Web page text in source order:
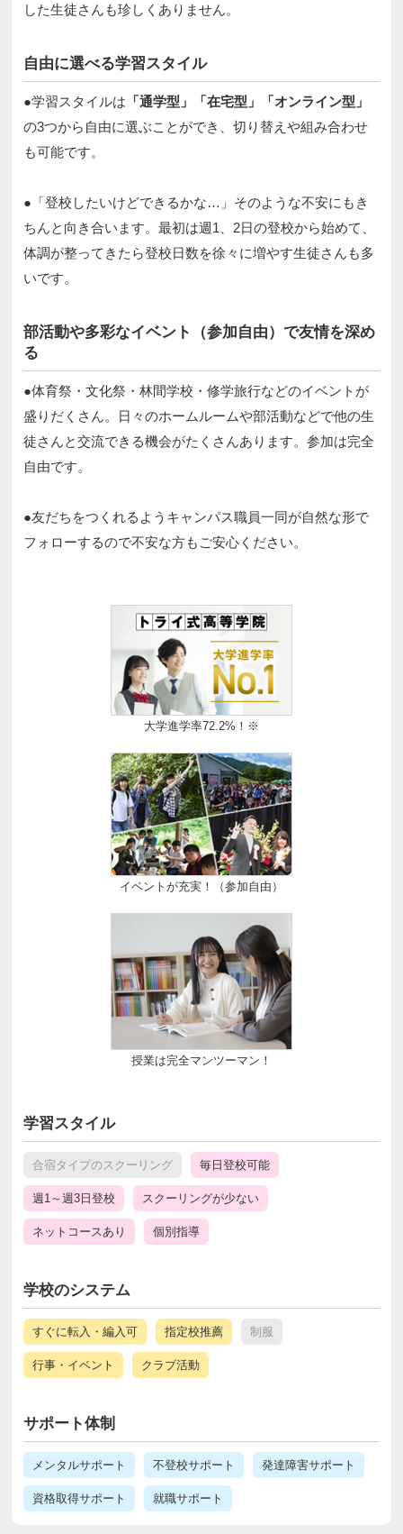
した生徒さんも珍しくありません。​
自由に選べる学習スタイル​
●学習スタイルは 「通学型」「在宅型」「オンライン型」
の3つから自由に選ぶことができ、切り替えや組み合わせ
も可能です。​​
●「登校したいけどできるかな…」そのような不安にもき
ちんと向き合います。最初は週1、2日の登校から始めて、
体調が整ってきたら登校日数を徐々に増やす生徒さんも多
いです。​
部活動や多彩なイベント（参加自由）で友情を深め
る
●体育祭・文化祭・林間学校・修学旅行などのイベントが
盛りだくさん。日々のホームルームや部活動などで他の生
徒さんと交流できる機会がたくさんあります。参加は完全
自由です。​​
●友だちをつくれるようキャンパス職員一同が自然な形で
フォローするので不安な方もご安心ください。 ​
大学進学率72.2%！※
イベントが充実！（参加自由）
授業は完全マンツーマン！
学習スタイル
合宿タイプのスクーリング 毎日登校可能
週1～週3日登校 スクーリングが少ない
ネットコースあり 個別指導
学校のシステム
すぐに転入・編入可 指定校推薦 制服
行事・イベント クラブ活動
サポート体制
メンタルサポート 不登校サポート 発達障害サポート
資格取得サポート 就職サポート